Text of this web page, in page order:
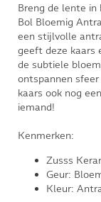
Breng de lente in
Bol Bloemig
een stijlvolle
geeft deze kaars
de subtiele
ontspannen
kaars ook nog
iemand!
Kenmerken:
Zusss
Geur:
Kleur: